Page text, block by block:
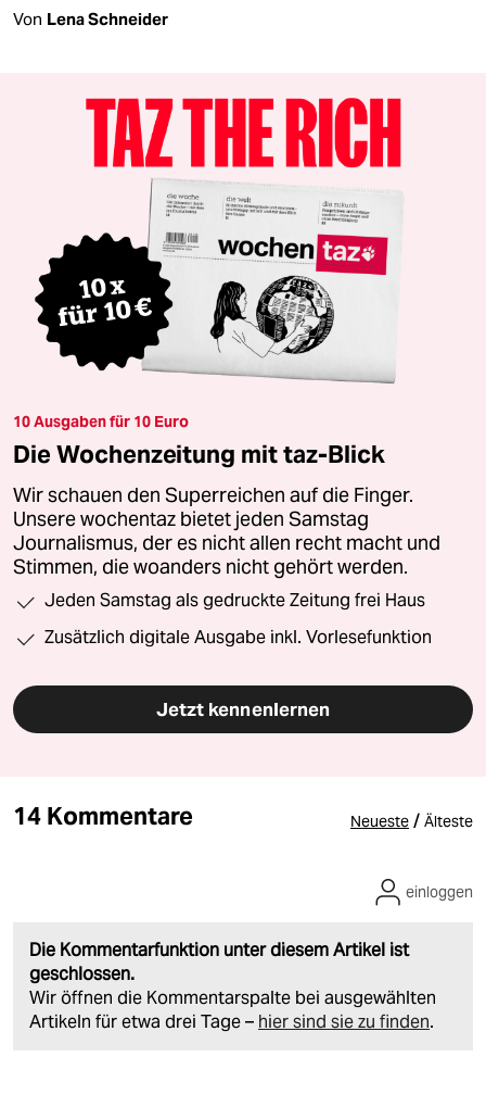
Von Lena Schneider
10 Ausgaben für 10 Euro
Die Wochenzeitung mit taz-Blick
Wir schauen den Superreichen auf die Finger.
Unsere wochentaz bietet jeden Samstag
Journalismus, der es nicht allen recht macht und
Stimmen, die woanders nicht gehört werden.
Jeden Samstag als gedruckte Zeitung frei Haus
Zusätzlich digitale Ausgabe inkl. Vorlesefunktion
Jetzt kennenlernen
14 Kommentare Neueste / Älteste
Die Kommentarfunktion unter diesem Artikel ist
geschlossen.
Wir öffnen die Kommentarspalte bei ausgewählten
Artikeln für etwa drei Tage – hier sind sie zu finden.
einloggen